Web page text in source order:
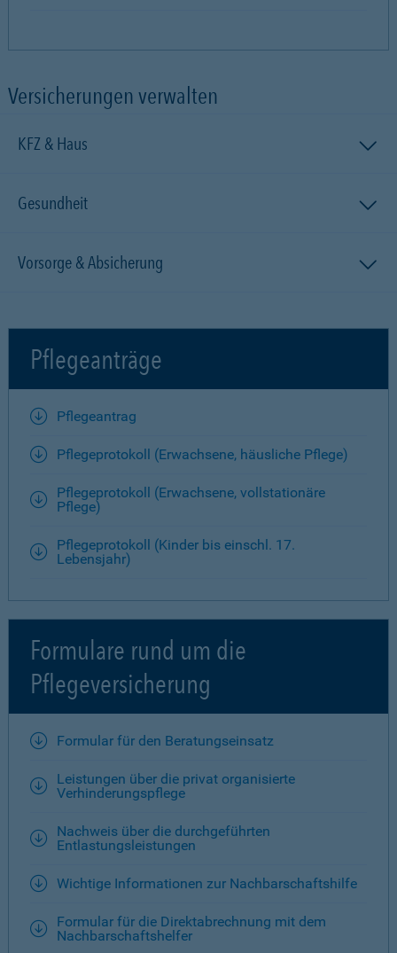
Versicherungen verwalten
KFZ & Haus
Gesundheit
Vorsorge & Absicherung
Pflegeanträge
Pflegeantrag
Pflegeprotokoll (Erwachsene, häusliche Pflege)
Pflegeprotokoll (Erwachsene, vollstationäre
Pflege)
Pflegeprotokoll (Kinder bis einschl. 17.
Lebensjahr)
Formulare rund um die
Pflegeversicherung
Formular für den Beratungseinsatz
Leistungen über die privat organisierte
Verhinderungspflege
Nachweis über die durchgeführten
Entlastungsleistungen
Wichtige Informationen zur Nachbarschaftshilfe
Formular für die Direktabrechnung mit dem
Nachbarschaftshelfer